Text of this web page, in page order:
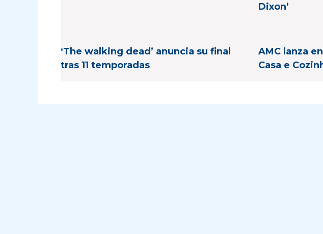
Dixon’
‘The walking dead’ anuncia su final
tras 11 temporadas
AMC lanza
Casa e